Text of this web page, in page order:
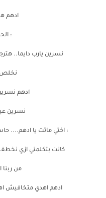
ادهم
:
نسرين يارب دايما..
نخلص
ادهم
نسرين
: اختي ماتت يا ادهم....
كانت بتكلمني ازي
من ربنا
ادهم اهدي متخافيش